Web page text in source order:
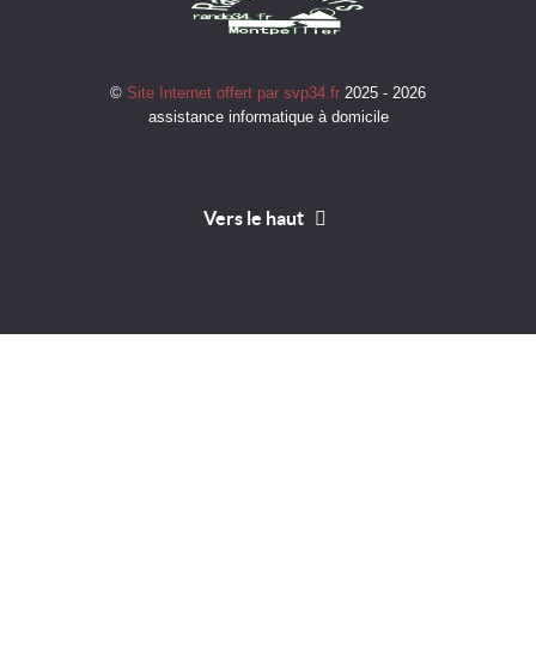
© Site Internet offert par svp34.fr 2025 - 2026
assistance informatique à domicile
Vers le haut